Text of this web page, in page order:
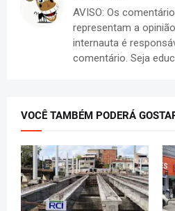
AVISO: Os
representam a
internauta é
comentário. Seja
VOCÊ TAMBÉM PODERÁ